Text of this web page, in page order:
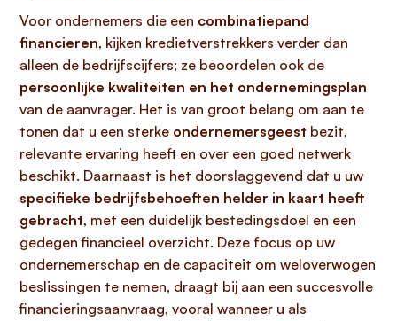
Voor ondernemers die een combinatiepand
financieren, kijken kredietverstrekkers verder dan
alleen de bedrijfscijfers; ze beoordelen ook de
persoonlijke kwaliteiten en het ondernemingsplan
van de aanvrager. Het is van groot belang om aan te
tonen dat u een sterke ondernemersgeest bezit,
relevante ervaring heeft en over een goed netwerk
beschikt. Daarnaast is het doorslaggevend dat u uw
specifieke bedrijfsbehoeften helder in kaart heeft
gebracht, met een duidelijk bestedingsdoel en een
gedegen financieel overzicht. Deze focus op uw
ondernemerschap en de capaciteit om weloverwogen
beslissingen te nemen, draagt bij aan een succesvolle
financieringsaanvraag, vooral wanneer u als